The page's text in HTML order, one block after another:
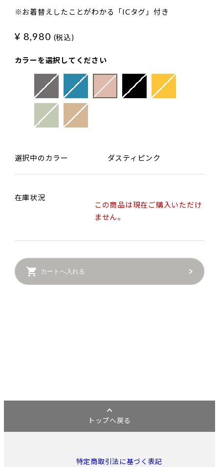
※お着替えしたことがわかる「ICタグ」付き
¥ 8,980 (税込)
カラーを選択してください
選択中のカラー ダスティピンク
在庫状況
この商品は現在ご購入いただけ
ません。
カートへ入れる
トップへ戻る
特定商取引法に基づく表記